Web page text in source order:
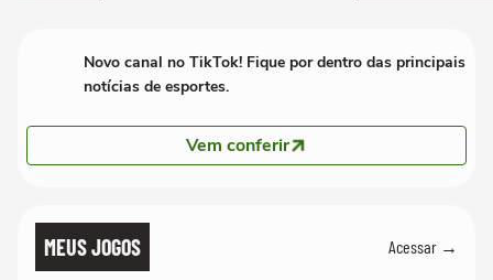
Novo canal no TikTok! Fique por dentro das principais
notícias de esportes.
Vem conferir
MEUS JOGOS Acessar →